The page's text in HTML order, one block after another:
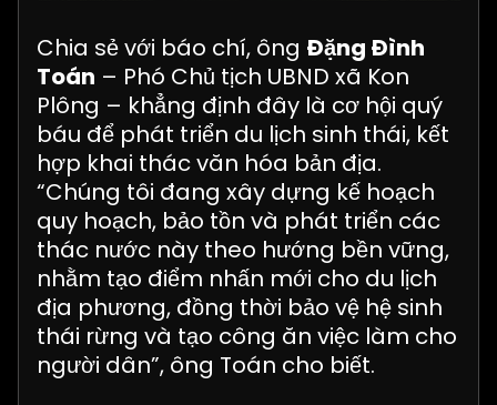
Chia sẻ với báo chí, ông Đặng Đình
Toán – Phó Chủ tịch UBND xã Kon
Plông – khẳng định đây là cơ hội quý
báu để phát triển du lịch sinh thái, kết
hợp khai thác văn hóa bản địa.
“Chúng tôi đang xây dựng kế hoạch
quy hoạch, bảo tồn và phát triển các
thác nước này theo hướng bền vững,
nhằm tạo điểm nhấn mới cho du lịch
địa phương, đồng thời bảo vệ hệ sinh
thái rừng và tạo công ăn việc làm cho
người dân”, ông Toán cho biết.